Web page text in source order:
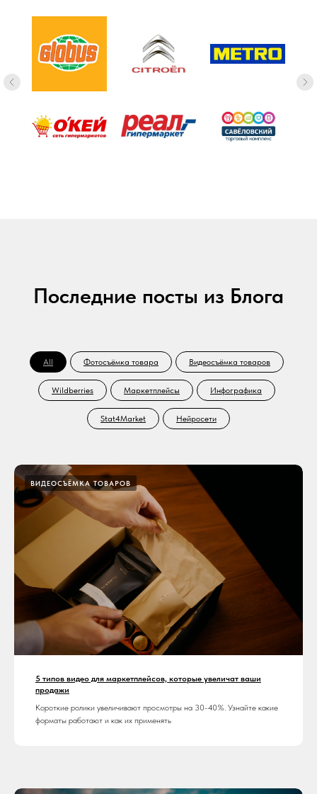
Последние посты из Блога
All Фотосъёмка товара Видеосъёмка товаров
Wildberries Маркетплейсы Инфографика
Stat4Market Нейросети
ВИДЕОСЪЁМКА ТОВАРОВ
5 типов видео для маркетплейсов, которые увеличат ваши
продажи
Короткие ролики увеличивают просмотры на 30-40%. Узнайте какие
форматы работают и как их применять